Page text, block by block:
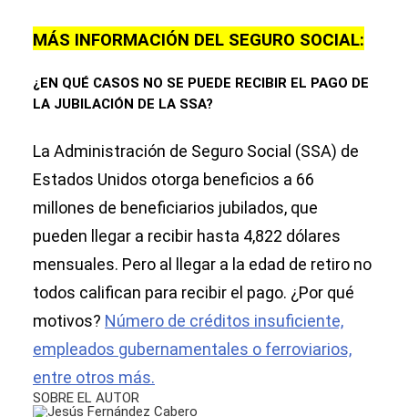
MÁS INFORMACIÓN DEL SEGURO SOCIAL:
¿EN QUÉ CASOS NO SE PUEDE RECIBIR EL PAGO DE
LA JUBILACIÓN DE LA SSA?
La Administración de Seguro Social (SSA) de
Estados Unidos otorga beneficios a 66
millones de beneficiarios jubilados, que
pueden llegar a recibir hasta 4,822 dólares
mensuales. Pero al llegar a la edad de retiro no
todos califican para recibir el pago. ¿Por qué
motivos? Número de créditos insuficiente,
empleados gubernamentales o ferroviarios,
entre otros más.
SOBRE EL AUTOR